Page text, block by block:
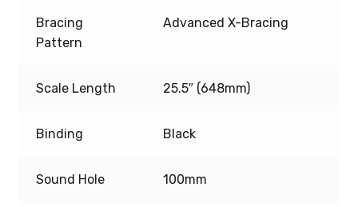
Bracing
Pattern
Advanced X-Bracing
Scale Length 25.5″ (648mm)
Binding Black
Sound Hole 100mm